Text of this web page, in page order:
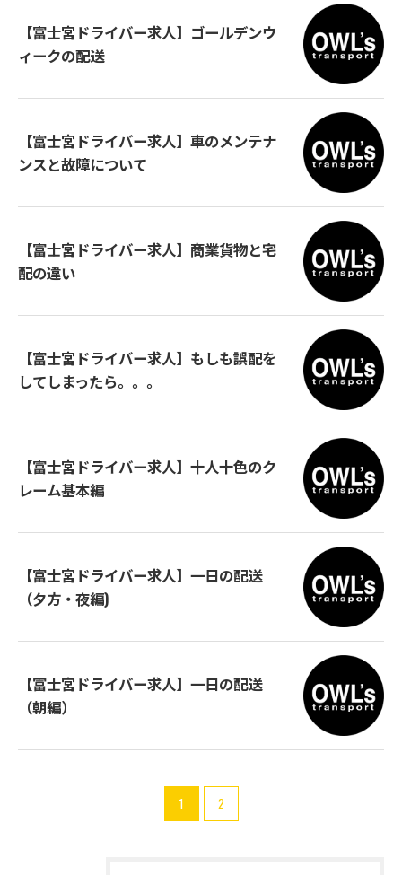
【富士宮ドライバー求人】ゴールデンウ
ィークの配送
【富士宮ドライバー求人】車のメンテナ
ンスと故障について
【富士宮ドライバー求人】商業貨物と宅
配の違い
【富士宮ドライバー求人】もしも誤配を
してしまったら。。。
【富士宮ドライバー求人】十人十色のク
レーム基本編
【富士宮ドライバー求人】一日の配送
（夕方・夜編)
【富士宮ドライバー求人】一日の配送
（朝編）
1 2